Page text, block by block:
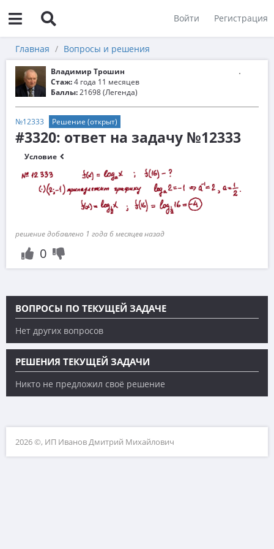
Войти Регистрация
Главная Вопросы и решения
Владимир Трошин
Стаж:4 года 11 месяцев
Баллы:21698 (Легенда)
№12333 Решение (открыт)
#3320: ответ на задачу №12333
Условие
решение добавлено 1 года 6 месяцев назад
0
ВОПРОСЫ ПО ТЕКУЩЕЙ ЗАДАЧЕ
Нет других вопросов
РЕШЕНИЯ ТЕКУЩЕЙ ЗАДАЧИ
Никто не предложил своё решение
2026 ©, ИП Иванов Дмитрий Михайлович